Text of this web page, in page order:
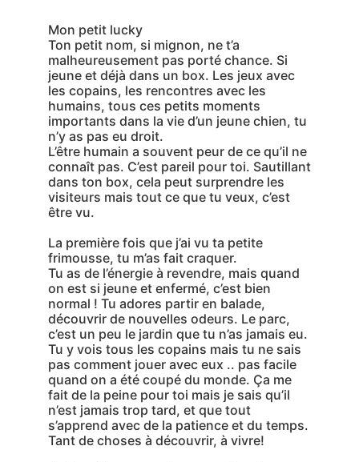
Mon petit lucky
Ton petit nom, si mignon, ne t’a
malheureusement pas porté chance. Si
jeune et déjà dans un box. Les jeux avec
les copains, les rencontres avec les
humains, tous ces petits moments
importants dans la vie d’un jeune chien, tu
n’y as pas eu droit.
L’être humain a souvent peur de ce qu’il ne
connaît pas. C’est pareil pour toi. Sautillant
dans ton box, cela peut surprendre les
visiteurs mais tout ce que tu veux, c’est
être vu.
La première fois que j’ai vu ta petite
frimousse, tu m’as fait craquer.
Tu as de l’énergie à revendre, mais quand
on est si jeune et enfermé, c’est bien
normal ! Tu adores partir en balade,
découvrir de nouvelles odeurs. Le parc,
c’est un peu le jardin que tu n’as jamais eu.
Tu y vois tous les copains mais tu ne sais
pas comment jouer avec eux .. pas facile
quand on a été coupé du monde. Ça me
fait de la peine pour toi mais je sais qu’il
n’est jamais trop tard, et que tout
s’apprend avec de la patience et du temps.
Tant de choses à découvrir, à vivre!